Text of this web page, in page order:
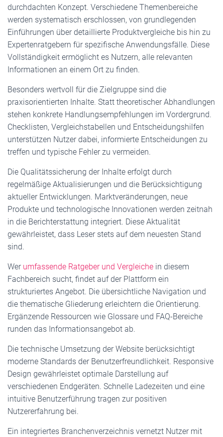
durchdachten Konzept. Verschiedene Themenbereiche
werden systematisch erschlossen, von grundlegenden
Einführungen über detaillierte Produktvergleiche bis hin zu
Expertenratgebern für spezifische Anwendungsfälle. Diese
Vollständigkeit ermöglicht es Nutzern, alle relevanten
Informationen an einem Ort zu finden.
Besonders wertvoll für die Zielgruppe sind die
praxisorientierten Inhalte. Statt theoretischer Abhandlungen
stehen konkrete Handlungsempfehlungen im Vordergrund.
Checklisten, Vergleichstabellen und Entscheidungshilfen
unterstützen Nutzer dabei, informierte Entscheidungen zu
treffen und typische Fehler zu vermeiden.
Die Qualitätssicherung der Inhalte erfolgt durch
regelmäßige Aktualisierungen und die Berücksichtigung
aktueller Entwicklungen. Marktveränderungen, neue
Produkte und technologische Innovationen werden zeitnah
in die Berichterstattung integriert. Diese Aktualität
gewährleistet, dass Leser stets auf dem neuesten Stand
sind.
Wer umfassende Ratgeber und Vergleiche in diesem
Fachbereich sucht, findet auf der Plattform ein
strukturiertes Angebot. Die übersichtliche Navigation und
die thematische Gliederung erleichtern die Orientierung.
Ergänzende Ressourcen wie Glossare und FAQ-Bereiche
runden das Informationsangebot ab.
Die technische Umsetzung der Website berücksichtigt
moderne Standards der Benutzerfreundlichkeit. Responsive
Design gewährleistet optimale Darstellung auf
verschiedenen Endgeräten. Schnelle Ladezeiten und eine
intuitive Benutzerführung tragen zur positiven
Nutzererfahrung bei.
Ein integriertes Branchenverzeichnis vernetzt Nutzer mit